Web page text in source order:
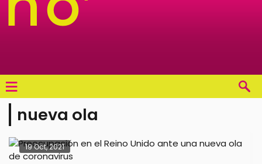
≡
nueva ola
19 Oct, 2021